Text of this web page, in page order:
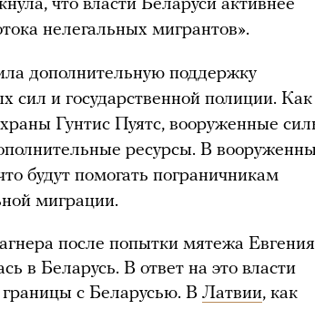
что власти Беларуси активнее
нелегальных мигрантов».
дополнительную поддержку
сил и государственной полиции. Как
Гунтис Пуятс, вооруженные
ресурсы. В
будут помогать пограничникам
миграции.
после попытки мятежа Евгения
в Беларусь. В ответ на это власти
границы с Беларусью. В Латвии, как